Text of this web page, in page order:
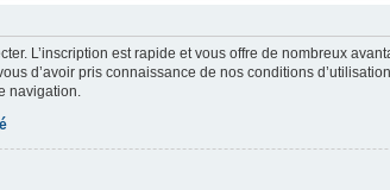
L’inscription est rapide et vous offre de nombreux
d’avoir pris connaissance de nos conditions
navigation.